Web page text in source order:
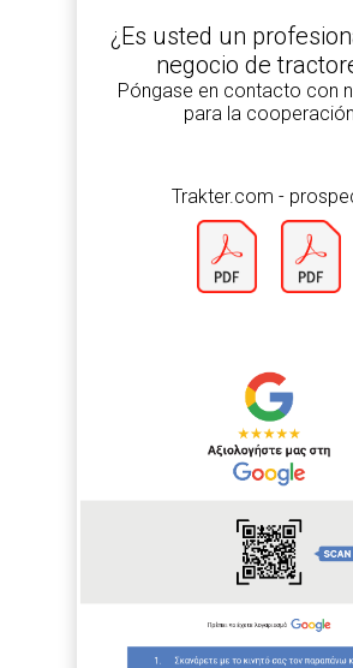
¿Es usted un
negocio de
Póngase en contacto con
para la cooperación
Trakter.com -